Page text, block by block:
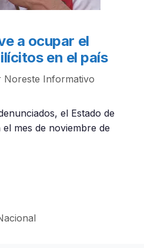
a ocupar el
en el país
Noreste Informativo
el Estado de
mes de noviembre de